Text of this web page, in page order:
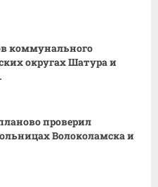
коммунального
округах Шатура и
проверил
Волоколамска и